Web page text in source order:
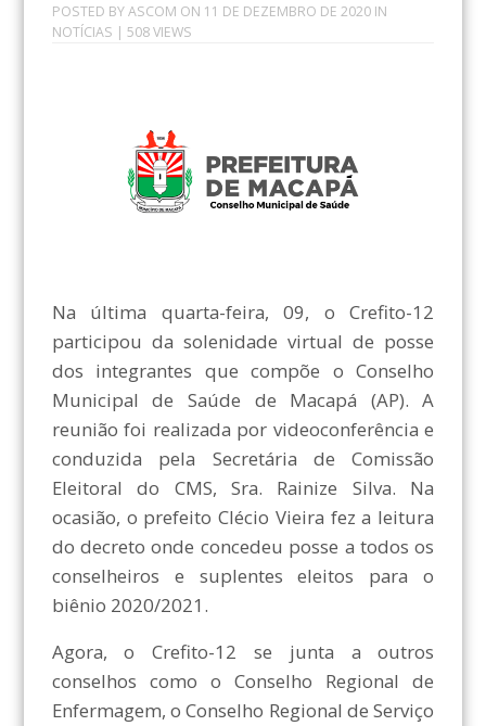
POSTED BYASCOM ON 11 DE DEZEMBRO DE 2020IN
NOTÍCIAS | 508 VIEWS
Na última quarta-feira, 09, o Crefito-12
participou da solenidade virtual de posse
dos integrantes que compõe o Conselho
Municipal de Saúde de Macapá (AP). A
reunião foi realizada por videoconferência e
conduzida pela Secretária de Comissão
Eleitoral do CMS, Sra. Rainize Silva. Na
ocasião, o prefeito Clécio Vieira fez a leitura
do decreto onde concedeu posse a todos os
conselheiros e suplentes eleitos para o
biênio 2020/2021.
Agora, o Crefito-12 se junta a outros
conselhos como o Conselho Regional de
Enfermagem, o Conselho Regional de Serviço